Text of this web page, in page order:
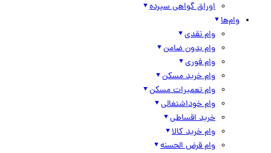
اوراق گواهی سپرده
وام‌ها
وام نقدی
وام بدون ضامن
وام فوری
وام خرید مسکن
وام تعمیرات مسکن
وام خوداشتغالی
خرید اقساطی
وام خرید کالا
وام قرض الحسنه